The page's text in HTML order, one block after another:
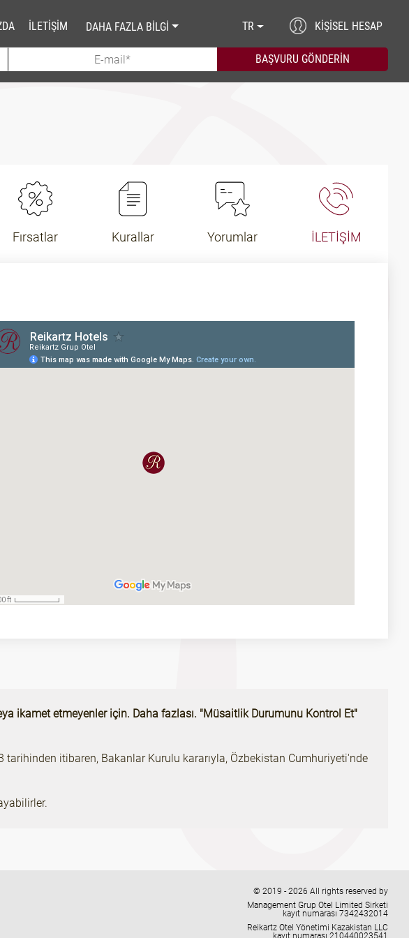
İLETİŞİM DAHA FAZLA BİLGİ TR KIŞISEL HESAP
Fırsatlar Kurallar Yorumlar İLETİŞİM
ikamet etmeyenler için. Daha fazlası. "Müsaitlik Durumunu Kontrol Et"
itibaren, Bakanlar Kurulu kararıyla, Özbekistan Cumhuriyeti'nde
© 2019 - 2026 All rights reserved by
Management Grup Otel Limited Sirketi
kayıt numarası 7342432014
Reikartz Otel Yönetimi Kazakistan LLC
kayıt numarası 210440023541